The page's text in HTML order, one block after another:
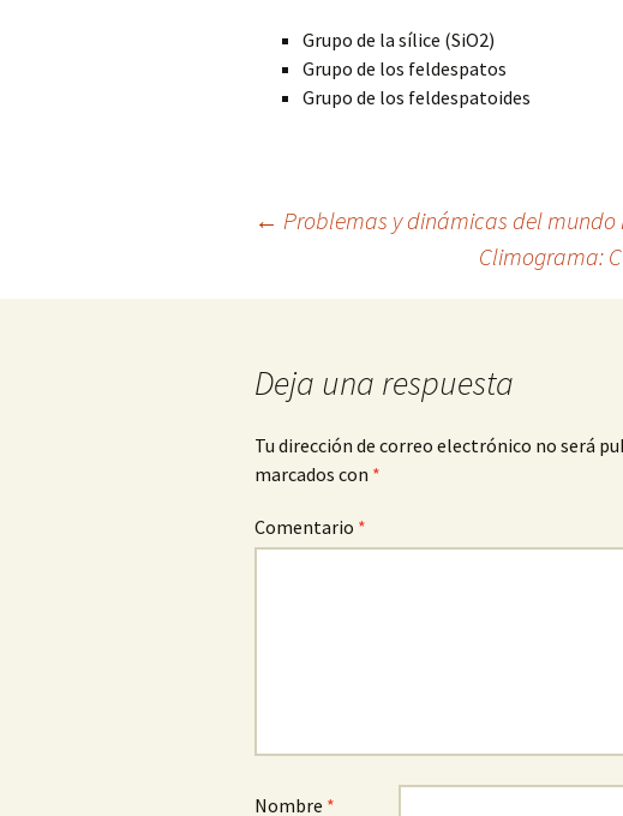
Grupo de la sílice (SiO2)
Grupo de los feldespatos
Grupo de los feldespatoides
Navegación
de
← Problemas y dinámicas del
Climograma:
Deja una respuesta
Tu dirección de correo electrónico no será
marcados con *
Comentario *
Nombre *